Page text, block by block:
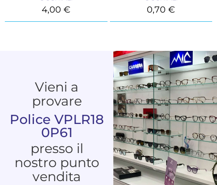
4,00€ 0,70€
Vieni a
provare
Police VPLR18
0P61
presso il
nostro punto
vendita